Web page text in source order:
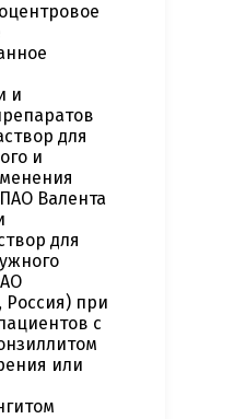
и
для
и
Валента
для
при
с
или